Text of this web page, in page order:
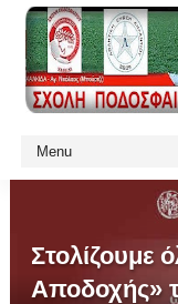
Στολίζουμε
Αποδοχής»